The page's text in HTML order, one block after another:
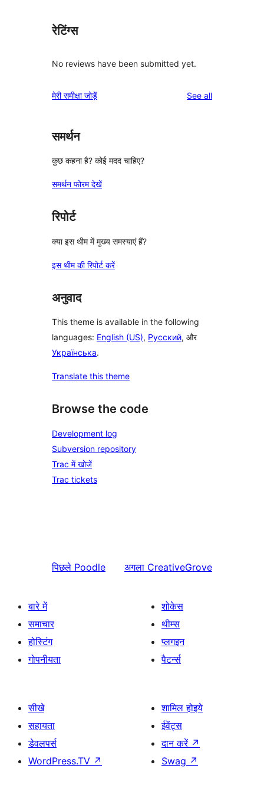
रेटिंग्स
No reviews have been submitted yet.
मेरी समीक्षा जोड़ें See allreviews
समर्थन
कुछ कहना है? कोई मदद चाहिए?
समर्थन फोरम देखें
रिपोर्ट
क्या इस थीम में मुख्य समस्याएं हैं?
इस थीम की रिपोर्ट करें
अनुवाद
This theme is available in the following
languages: English (US), Русский, और
Українська.
Translate this theme
Browse the code
Development log
Subversion repository
Trac में खोजें
Trac tickets
पिछले Poodle अगला CreativeGrove
बारे में
समाचार
होस्टिंग
गोपनीयता
शोकेस
थीम्स
प्लगइन
पैटर्न्स
सीखे
सहायता
डेवलपर्स
WordPress.TV ↗
शामिल होइये
ईवेंट्स
दान करें ↗
Swag ↗